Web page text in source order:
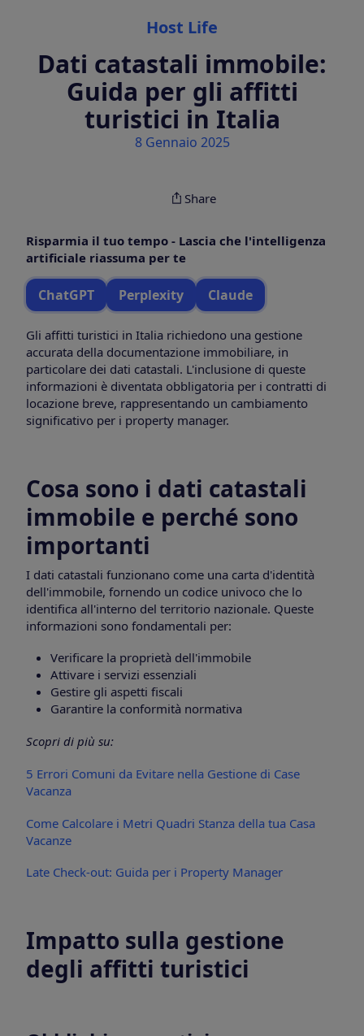
Host Life
Dati catastali immobile:
Guida per gli affitti
turistici in Italia
8 Gennaio 2025
Share
Risparmia il tuo tempo - Lascia che l'intelligenza
artificiale riassuma per te
ChatGPT Perplexity Claude
Gli affitti turistici in Italia richiedono una gestione
accurata della documentazione immobiliare, in
particolare dei dati catastali. L'inclusione di queste
informazioni è diventata obbligatoria per i contratti di
locazione breve, rappresentando un cambiamento
significativo per i property manager.
Cosa sono i dati catastali
immobile e perché sono
importanti
I dati catastali funzionano come una carta d'identità
dell'immobile, fornendo un codice univoco che lo
identifica all'interno del territorio nazionale. Queste
informazioni sono fondamentali per:
Verificare la proprietà dell'immobile
Attivare i servizi essenziali
Gestire gli aspetti fiscali
Garantire la conformità normativa
Scopri di più su:
5 Errori Comuni da Evitare nella Gestione di Case
Vacanza
Come Calcolare i Metri Quadri Stanza della tua Casa
Vacanze
Late Check-out: Guida per i Property Manager
Impatto sulla gestione
degli affitti turistici